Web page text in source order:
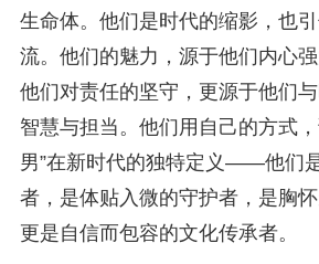
生命体。他们是时代的缩影，也
流。他们的魅力，源于他们内心
他们对责任的坚守，更源于他们
智慧与担当。他们用自己的方式
男”在新时代的独特定义——他们
者，是体贴入微的守护者，是胸怀
更是自信而包容的文化传承者。